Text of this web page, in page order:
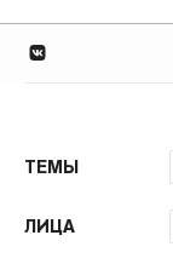
ТЕМЫ
ЛИЦА